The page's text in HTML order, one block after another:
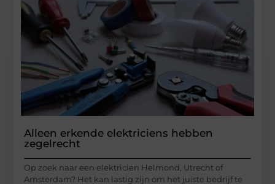
Alleen erkende elektriciens hebben
zegelrecht
Op zoek naar een elektricien Helmond, Utrecht of
Amsterdam? Het kan lastig zijn om het juiste bedrijf te